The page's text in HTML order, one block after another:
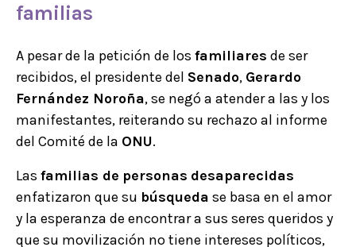
familias
A pesar de la petición de los familiares de ser
recibidos, el presidente del Senado, Gerardo
Fernández Noroña, se negó a atender a las y los
manifestantes, reiterando su rechazo al informe
del Comité de la ONU.
Las familias de personas desaparecidas
enfatizaron que su búsqueda se basa en el amor
y la esperanza de encontrar a sus seres queridos y
que su movilización no tiene intereses políticos,